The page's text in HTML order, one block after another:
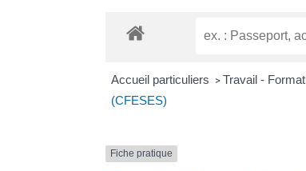
Accueil particuliers > Travail -
(CFESES)
Fiche pratique